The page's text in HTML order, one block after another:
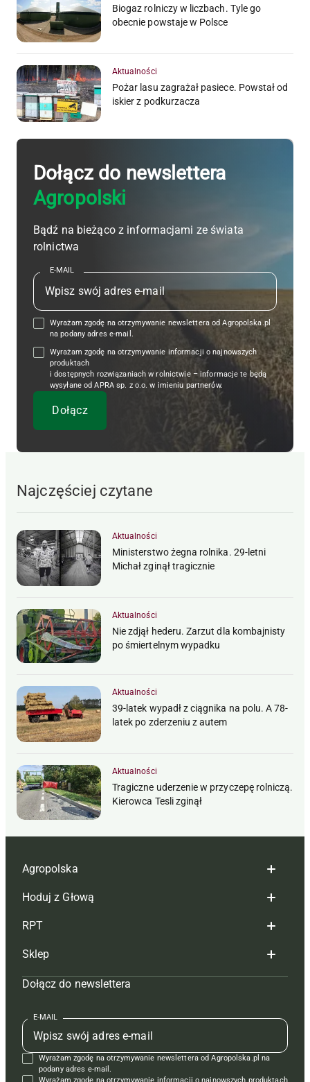
Biogaz rolniczy w liczbach. Tyle go
obecnie powstaje w Polsce
Aktualności
Pożar lasu zagrażał pasiece. Powstał od
iskier z podkurzacza
Dołącz do newslettera
Agropolski
Bądź na bieżąco z informacjami ze świata
rolnictwa
E-MAIL
Wyrażam zgodę na otrzymywanie newslettera od Agropolska.pl
na podany adres e-mail.
Wyrażam zgodę na otrzymywanie informacji o najnowszych
produktach
i dostępnych rozwiązaniach w rolnictwie – informacje te będą
wysyłane od APRA sp. z o.o. w imieniu partnerów.
Najczęściej czytane
Aktualności
Ministerstwo żegna rolnika. 29-letni
Michał zginął tragicznie
Aktualności
Nie zdjął hederu. Zarzut dla kombajnisty
po śmiertelnym wypadku
Aktualności
39-latek wypadł z ciągnika na polu. A 78-
latek po zderzeniu z autem
Aktualności
Tragiczne uderzenie w przyczepę rolniczą.
Kierowca Tesli zginął
Agropolska
Redakcja
Reklama
Tagi
Mapa serwisu
Kontakt
Regulamin
Polityka prywatności
Hoduj z Głową
Hoduj z głową bydło
Hoduj z głową świnie
Prenumerata
Redakcja
Kontakt
Reklama
RPT
Redakcja
Prenumerata
Reklama
Kontakt
Krzyżówki
Sklep
Czasopisma i prenumerata
Książki
Regulamin
Dołącz do newslettera
E-MAIL
Wyrażam zgodę na otrzymywanie newslettera od Agropolska.pl na
podany adres e-mail.